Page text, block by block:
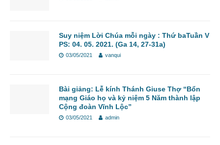
Suy niệm Lời Chúa mỗi ngày : Thứ baTuần V
PS: 04. 05. 2021. (Ga 14, 27-31a)
03/05/2021 vanqui
Bài giảng: Lễ kính Thánh Giuse Thợ “Bổn
mạng Giáo họ và kỷ niệm 5 Năm thành lập
Cộng đoàn Vĩnh Lộc”
03/05/2021 admin